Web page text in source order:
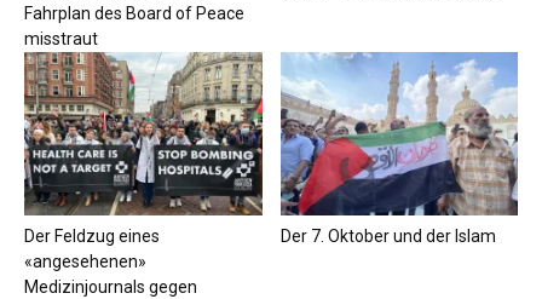
Fahrplan des Board of Peace
misstraut
Der Feldzug eines
«angesehenen»
Medizinjournals gegen
Der 7. Oktober und der Islam